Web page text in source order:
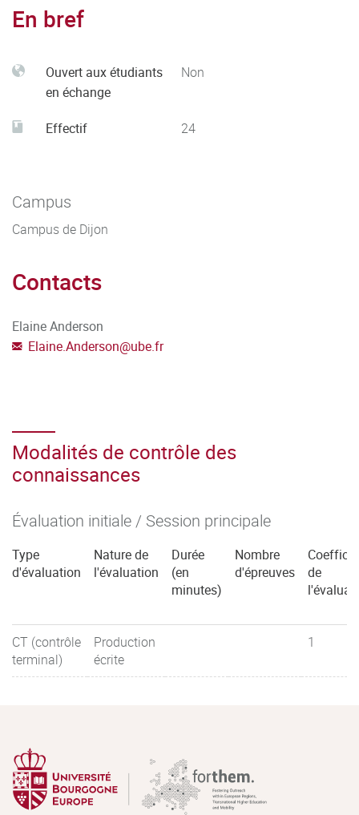
En bref
Ouvert aux étudiants
en échange
Non
Effectif 24
Campus
Campus de Dijon
Contacts
Elaine Anderson
Elaine.Anderson@ube.fr
Modalités de contrôle des
connaissances
Évaluation initiale / Session principale
Type
d'évaluation
Nature de
l'évaluation
Durée
(en
minutes)
Nombre
d'épreuves
de
CT (contrôle
terminal)
Production
écrite
1